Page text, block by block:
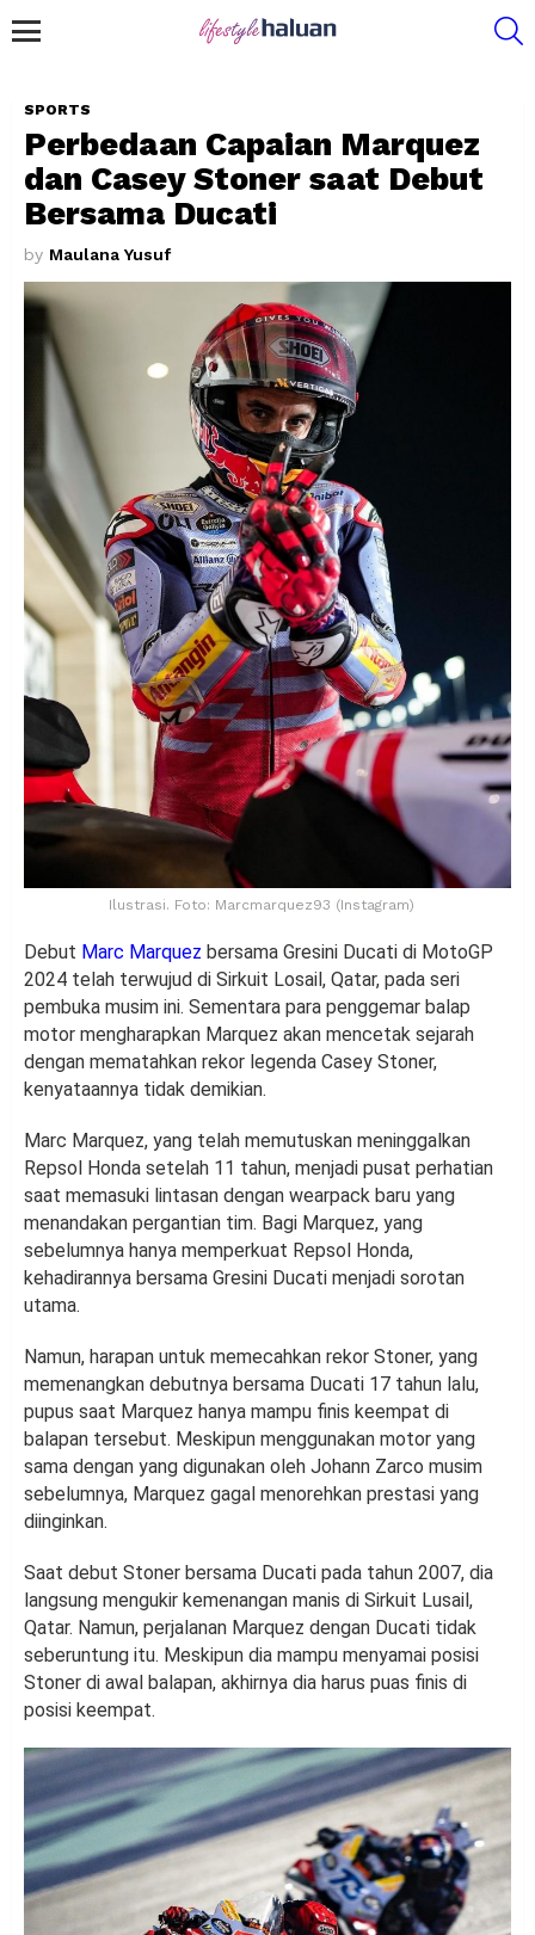
SPORTS
Perbedaan Capaian Marquez
dan Casey Stoner saat Debut
Bersama Ducati
by Maulana Yusuf
Ilustrasi. Foto: Marcmarquez93 (Instagram)
Debut Marc Marquez bersama Gresini Ducati di MotoGP
2024 telah terwujud di Sirkuit Losail, Qatar, pada seri
pembuka musim ini. Sementara para penggemar balap
motor mengharapkan Marquez akan mencetak sejarah
dengan mematahkan rekor legenda Casey Stoner,
kenyataannya tidak demikian.
Marc Marquez, yang telah memutuskan meninggalkan
Repsol Honda setelah 11 tahun, menjadi pusat perhatian
saat memasuki lintasan dengan wearpack baru yang
menandakan pergantian tim. Bagi Marquez, yang
sebelumnya hanya memperkuat Repsol Honda,
kehadirannya bersama Gresini Ducati menjadi sorotan
utama.
Namun, harapan untuk memecahkan rekor Stoner, yang
memenangkan debutnya bersama Ducati 17 tahun lalu,
pupus saat Marquez hanya mampu finis keempat di
balapan tersebut. Meskipun menggunakan motor yang
sama dengan yang digunakan oleh Johann Zarco musim
sebelumnya, Marquez gagal menorehkan prestasi yang
diinginkan.
Saat debut Stoner bersama Ducati pada tahun 2007, dia
langsung mengukir kemenangan manis di Sirkuit Lusail,
Qatar. Namun, perjalanan Marquez dengan Ducati tidak
seberuntung itu. Meskipun dia mampu menyamai posisi
Stoner di awal balapan, akhirnya dia harus puas finis di
posisi keempat.